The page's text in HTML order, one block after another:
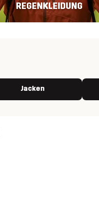
REGENKLEIDUNG
Jacken